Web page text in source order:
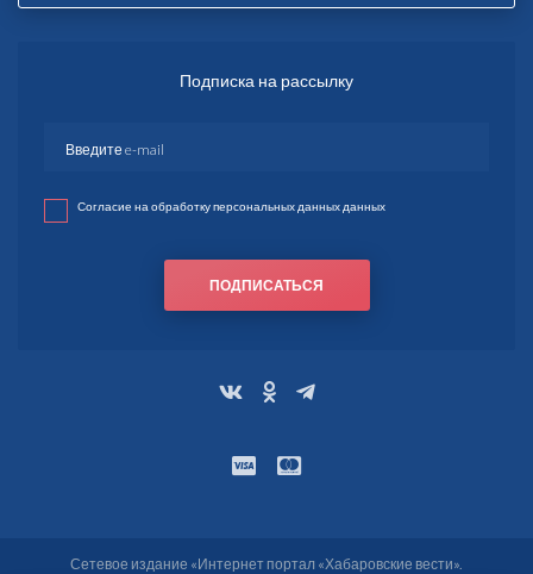
Подписка на рассылку
Согласие на обработку персональных данных данных
ПОДПИСАТЬСЯ
Сетевое издание «Интернет портал «Хабаровские вести».